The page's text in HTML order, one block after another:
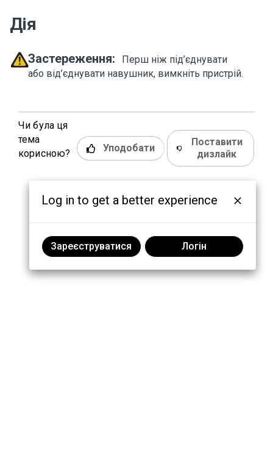
Дія
Застереження:
Перш ніж під’єднувати
або від’єднувати навушник, вимкніть пристрій.
Чи була ця
тема
корисною?
Уподобати
Поставити
дизлайк
Log in to get a better experience
Зареєструватися Логін